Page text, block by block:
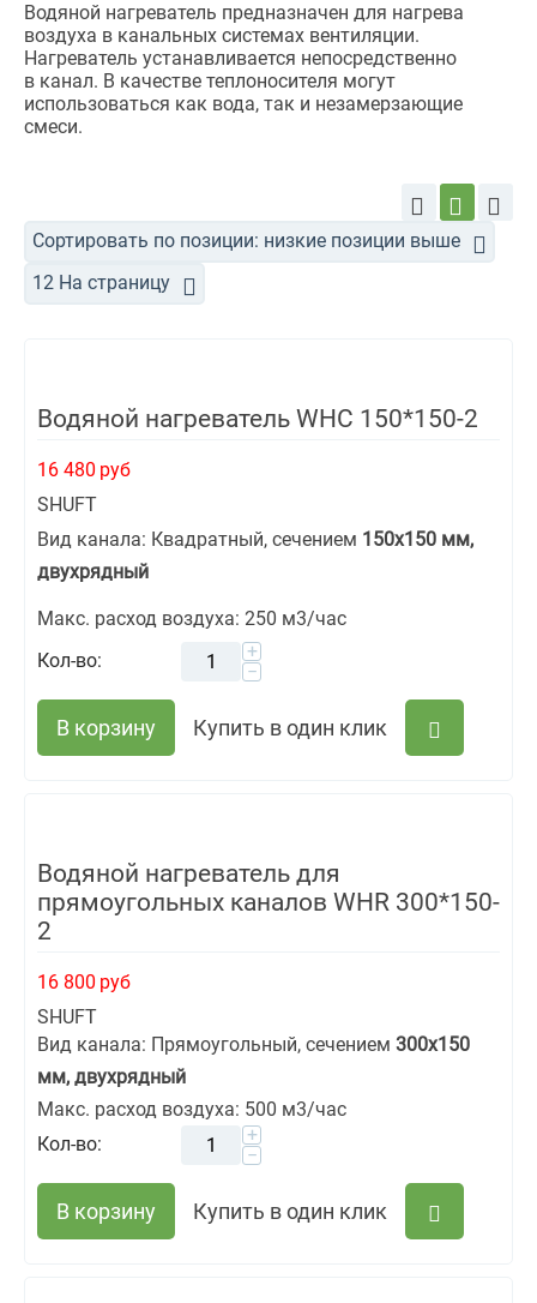
Водяной нагреватель предназначен для нагрева
воздуха в канальных системах вентиляции.
Нагреватель устанавливается непосредственно
в канал. В качестве теплоносителя могут
использоваться как вода, так и незамерзающие
смеси.
Сортировать по позиции: низкие позиции выше
12 На страницу
Водяной нагреватель WHC 150*150-2
16 480 руб
SHUFT
Вид канала: Квадратный, сечением 150х150 мм,
двухрядный
Макс. расход воздуха: 250 м3/час
Кол-во:
+
−
В корзину Купить в один клик
Водяной нагреватель для
прямоугольных каналов WHR 300*150-
2
16 800 руб
SHUFT
Вид канала: Прямоугольный, сечением 300х150
мм, двухрядный
Макс. расход воздуха: 500 м3/час
Кол-во:
+
−
В корзину Купить в один клик